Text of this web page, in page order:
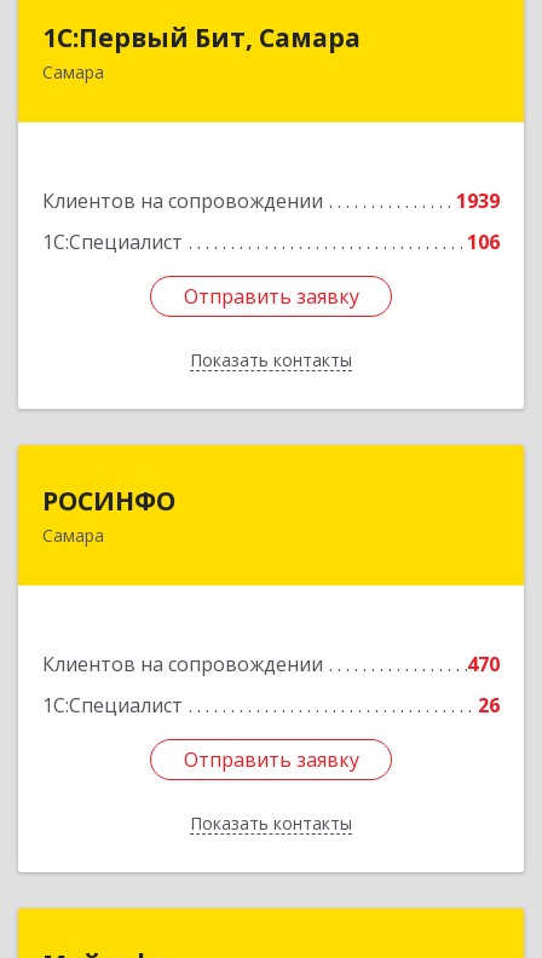
1С:Первый Бит, Самара
Самара
Клиентов на сопровождении
1939
1С:Специалист
106
Отправить заявку
Показать контакты
1С:Первый Бит, Самара
443013, Самарская обл, Самара г, Дачная ул,
Отправить заявку
Назад
РОСИНФО
Самара
Клиентов на сопровождении
470
1С:Специалист
26
Отправить заявку
Показать контакты
443069, Самарская обл, Самара г, Авроры ул,
Отправить заявку
Назад